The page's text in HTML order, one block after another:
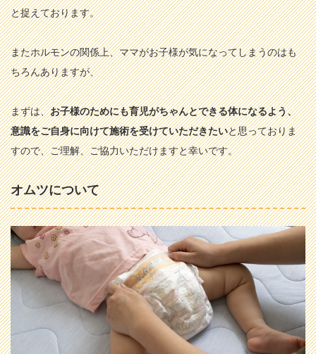
と捉えております。
またホルモンの関係上、ママがお子様が気になってしまうのはも
ちろんありますが、
まずは、お子様のためにも育児がちゃんとできる体になるよう、
意識をご自身に向けて施術を受けていただきたいと思っておりま
すので、ご理解、ご協力いただけますと幸いです。
オムツについて